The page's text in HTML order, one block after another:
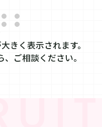
きく表示されます。
ご相談ください。